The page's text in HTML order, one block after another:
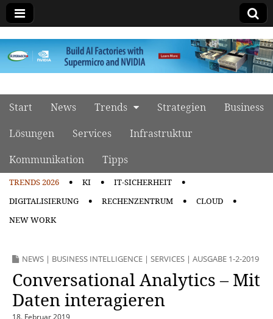
manage it
Main menu
Skip to content
Start News Trends Strategien
Business
Lösungen
Services
Infrastruktur
Kommunikation
Tipps
TRENDS 2026 KI
IT-SICHERHEIT
DIGITALISIERUNG
RECHENZENTRUM
CLOUD
NEW WORK
NEWS | BUSINESS INTELLIGENCE | SERVICES | AUSGABE 1-2-2019
Conversational Analytics – Mit
Daten interagieren
18. Februar 2019